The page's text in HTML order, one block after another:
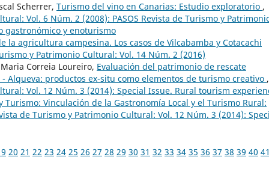
Scherrer, Turismo del vino en Canarias: Estudio exploratorio ,
Vol. 6 Núm. 2 (2008): PASOS Revista de Turismo y
gastronómico y enoturismo
la agricultura campesina. Los casos de Vilcabamba y Cotacachi
y Patrimonio Cultural: Vol. 14 Núm. 2 (2016)
Correia Loureiro, Evaluación del patrimonio de rescate
Alqueva: productos ex-situ como elementos de turismo creativo ,
Vol. 12 Núm. 3 (2014): Special Issue. Rural tourism
Vinculación de la Gastronomía Local y el Turismo Rural:
de Turismo y Patrimonio Cultural: Vol. 12 Núm. 3 (2014):
20 21 22 23 24 25 26 27 28 29 30 31 32 33 34 35 36 37 38 39 40